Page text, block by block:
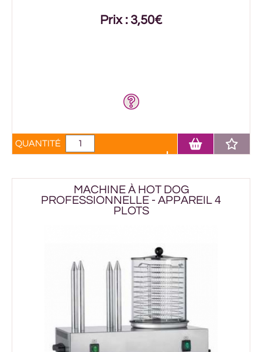
Prix : 3,50€
QUANTITÉ
MACHINE À HOT DOG
PROFESSIONNELLE - APPAREIL 4
PLOTS